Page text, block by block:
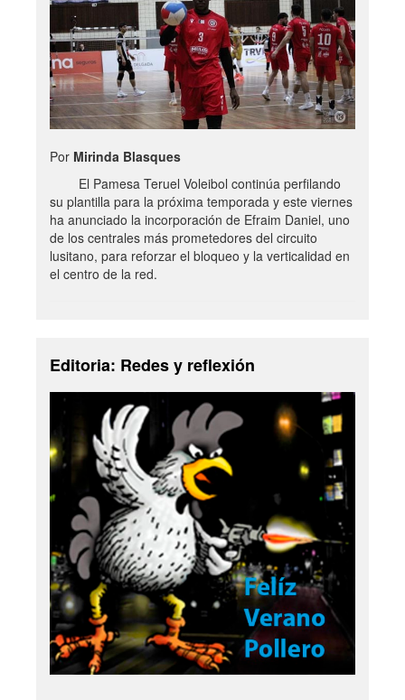
Por Mirinda Blasques
El Pamesa Teruel Voleibol continúa perfilando
su plantilla para la próxima temporada y este viernes
ha anunciado la incorporación de Efraim Daniel, uno
de los centrales más prometedores del circuito
lusitano, para reforzar el bloqueo y la verticalidad en
el centro de la red.
Editoria: Redes y reflexión